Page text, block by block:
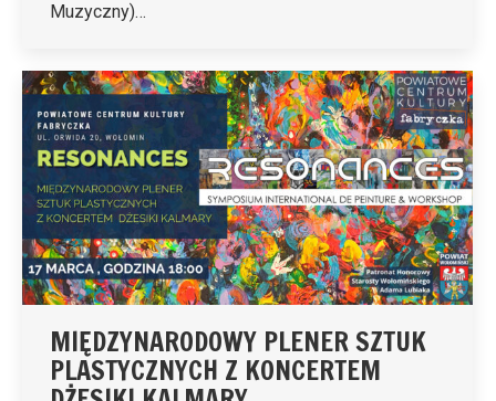
Muzyczny)…
MIĘDZYNARODOWY PLENER SZTUK
PLASTYCZNYCH Z KONCERTEM